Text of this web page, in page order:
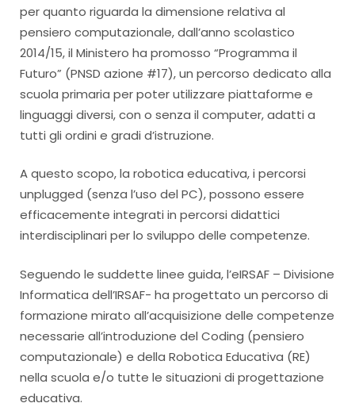
per quanto riguarda la dimensione relativa al
pensiero computazionale, dall’anno scolastico
2014/15, il Ministero ha promosso “Programma il
Futuro” (PNSD azione #17), un percorso dedicato alla
scuola primaria per poter utilizzare piattaforme e
linguaggi diversi, con o senza il computer, adatti a
tutti gli ordini e gradi d’istruzione.
A questo scopo, la robotica educativa, i percorsi
unplugged (senza l’uso del PC), possono essere
efficacemente integrati in percorsi didattici
interdisciplinari per lo sviluppo delle competenze.
Seguendo le suddette linee guida, l’eIRSAF – Divisione
Informatica dell’IRSAF- ha progettato un percorso di
formazione mirato all’acquisizione delle competenze
necessarie all’introduzione del Coding (pensiero
computazionale) e della Robotica Educativa (RE)
nella scuola e/o tutte le situazioni di progettazione
educativa.